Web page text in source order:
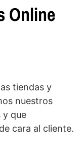
Online
tiendas y
nuestros
y que
cara al cliente.